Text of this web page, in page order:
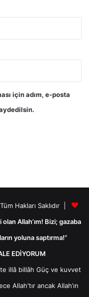
için adım, e-posta
Hakları Saklıdır |
Allah’ım! Bizi; gazaba
yoluna saptırma!”
EDİYORUM
Allah'tır ancak Allah’ın